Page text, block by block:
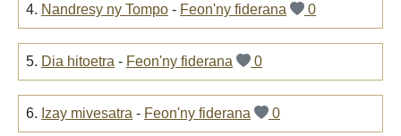
4. Nandresy ny Tompo - Feon'ny fiderana 0
5. Dia hitoetra - Feon'ny fiderana 0
6. Izay mivesatra - Feon'ny fiderana 0